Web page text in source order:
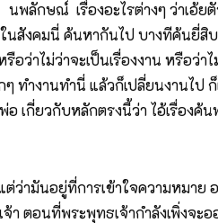
พลักษณ์ เรื่องอะไรต่างๆ ว่าเอ้ยตั
นสังคมนี่ ค้นหากันไป บางทีค้นยี่สิ
อว่าไม่ว่าจะเป็นเรื่องงาน หรือว่าไ
ๆ ทำงานทำนี่ แล้วก็เปลี่ยนงานไป
อ เกี่ยวกับหลักตรงนี้ว่า ไอ้เรื่องค้
ว่ามันอยู่ที่การเข้าใจความหมาย
า ตอนที่พระพุทธเจ้ากำลังเพิ่งจะ